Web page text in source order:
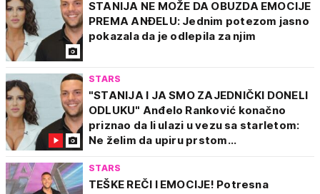
STANIJA NE MOŽE DA OBUZDA EMOCIJE
PREMA ANĐELU: Jednim potezom jasno
pokazala da je odlepila za njim
STARS
"STANIJA I JA SMO ZAJEDNIČKI DONELI
ODLUKU" Anđelo Ranković konačno
priznao da li ulazi u vezu sa starletom:
Ne želim da upiru prstom...
STARS
TEŠKE REČI I EMOCIJE! Potresna